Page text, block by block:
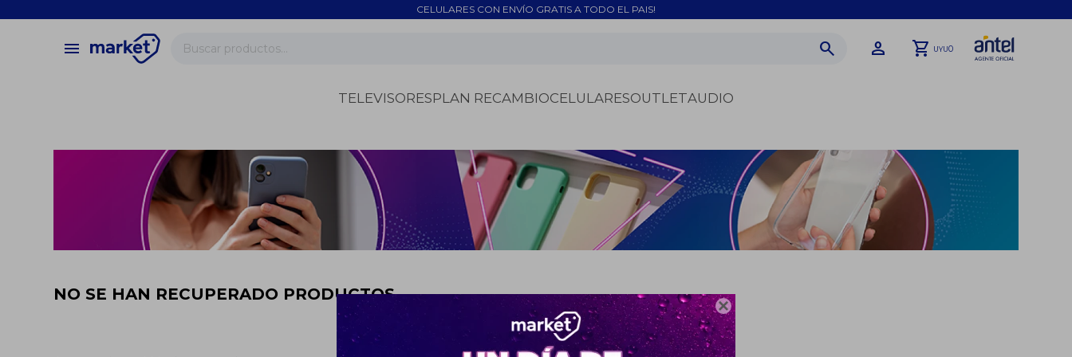

CELULARES CON ENVÍO GRATIS A TODO EL PAIS!
menu UYU0
TELEVISORESPLAN RECAMBIOCELULARESOUTLETAUDIO
NO SE HAN RECUPERADO PRODUCTOS
close
store